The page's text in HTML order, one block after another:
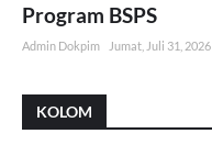
Program BSPS
Admin Dokpim Jumat, Juli 31, 2026
KOLOM